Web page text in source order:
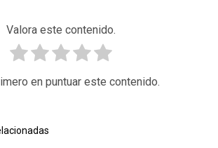
Valora este contenido.
en puntuar este contenido.